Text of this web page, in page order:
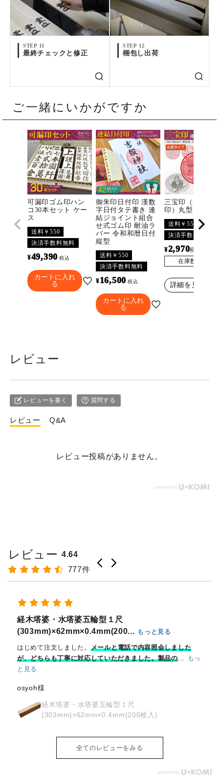
STEP 11
最終チェックと修正
STEP 12
梱包し出荷
ご一緒にいかがですか
可漏印ゴム印ハン
コ30本セット ケー
ス
送料￥550
決済手数料無料
¥49,390 税込
カートに入れ
る
御朱印日付印 漢数
字日付タテ書き 連
結ジョイント組合
せ式ゴム印 耐油ラ
バー 令和和暦日付
縦型
送料￥550
決済手数料無料
¥16,500 税込
カートに入れ
る
三宝印（佛法僧
印）丸型
送料￥550
決済手数料無料
¥2,970税込
在庫数
詳細を見る
レビュー
レビューを書く 質問する
レビュー Q&A
レビュー投稿がありません。
レビュー 4.64
777件
御朱印は急な対応にならざるを得ない場合が多く助かります
けん様
奉拝印
全てのレビューをみる